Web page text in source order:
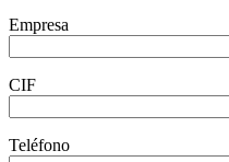
Empresa
CIF
Teléfono